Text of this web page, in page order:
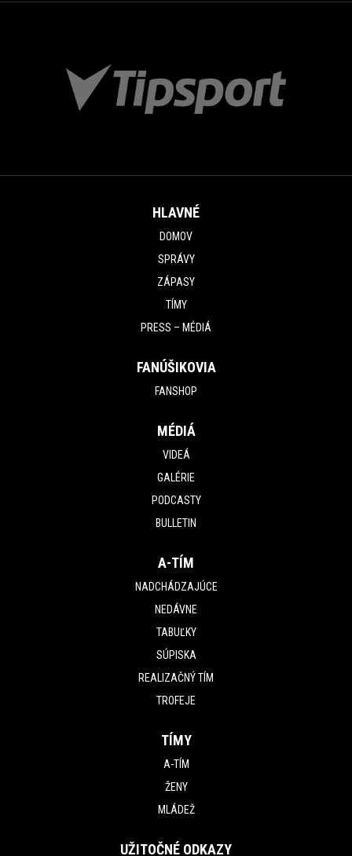
HLAVNÉ
DOMOV
SPRÁVY
ZÁPASY
TÍMY
PRESS – MÉDIÁ
FANÚŠIKOVIA
FANSHOP
MÉDIÁ
VIDEÁ
GALÉRIE
PODCASTY
BULLETIN
A-TÍM
NADCHÁDZAJÚCE
NEDÁVNE
TABUĽKY
SÚPISKA
REALIZAČNÝ TÍM
TROFEJE
TÍMY
A-TÍM
ŽENY
MLÁDEŽ
UŽITOČNÉ ODKAZY